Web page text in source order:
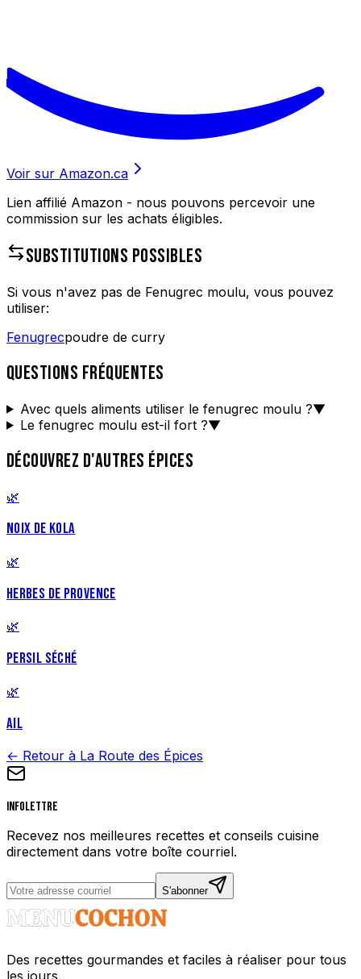
Voir sur Amazon.ca
Lien affilié Amazon - nous pouvons percevoir une
commission sur les achats éligibles.
SUBSTITUTIONS POSSIBLES
Si vous n'avez pas de Fenugrec moulu, vous pouvez
utiliser:
Fenugrecpoudre de curry
QUESTIONS FRÉQUENTES
Avec quels aliments utiliser le fenugrec moulu ?▼
Le fenugrec moulu est-il fort ?▼
DÉCOUVREZ D'AUTRES ÉPICES
🌿
NOIX DE KOLA
🌿
HERBES DE PROVENCE
🌿
PERSIL SÉCHÉ
🌿
AIL
← Retour à La Route des Épices
Infolettre
Recevez nos meilleures recettes et conseils cuisine
directement dans votre boîte courriel.
S'abonner
Des recettes gourmandes et faciles à réaliser pour tous